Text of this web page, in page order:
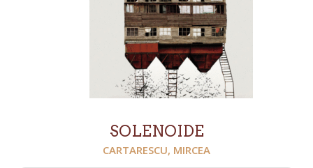
SOLENOIDE
CARTARESCU, MIRCEA